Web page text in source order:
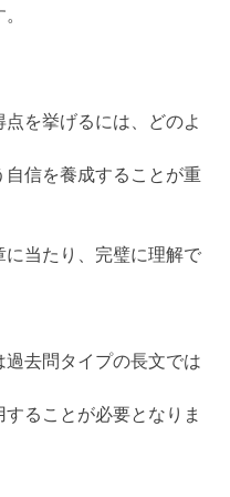
を挙げるには、どのよ
自信を養成することが重
当たり、完璧に理解で
過去問タイプの長文では
ることが必要となりま